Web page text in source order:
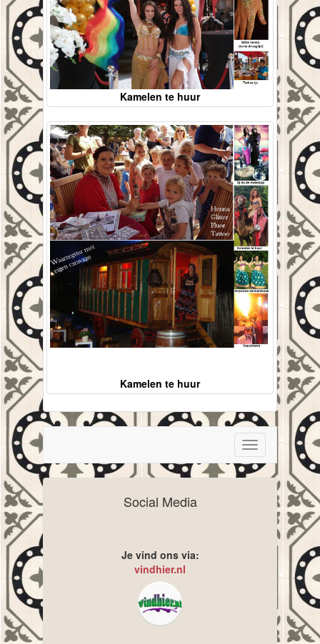
Kamelen te huur
Kamelen te huur
Toggle
navigation
Social Media
Je vind ons via:
vindhier.nl